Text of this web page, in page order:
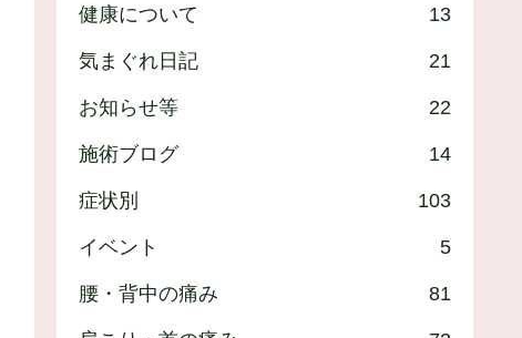
健康について 13
気まぐれ日記 21
お知らせ等 22
施術ブログ 14
症状別 103
イベント 5
腰・背中の痛み 81